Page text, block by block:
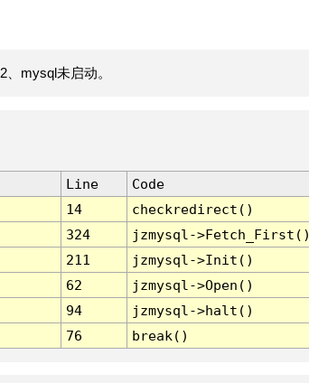
mysql未启动。
Line
Code
14
checkredirect()
324
jzmysql-
211
jzmysql->Init()
62
jzmysql->Open()
94
jzmysql->halt()
76 break()